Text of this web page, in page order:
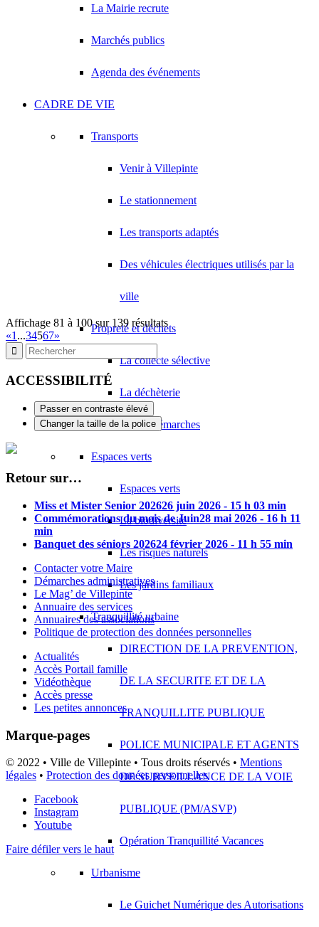
La Mairie recrute
Marchés publics
Agenda des événements
CADRE DE VIE
Transports
Venir à Villepinte
Le stationnement
Les transports adaptés
Des véhicules électriques utilisés par la
ville
Propreté et déchets
La collecte sélective
La déchèterie
Autres démarches
Espaces verts
Espaces verts
La biodiversité
Les risques naturels
Les jardins familiaux
Tranquillité urbaine
DIRECTION DE LA PREVENTION,
DE LA SECURITE ET DE LA
TRANQUILLITE PUBLIQUE
POLICE MUNICIPALE ET AGENTS
DE SURVEILLANCE DE LA VOIE
PUBLIQUE (PM/ASVP)
Opération Tranquillité Vacances
Urbanisme
Le Guichet Numérique des Autorisations
Affichage 81 à 100 sur 139 résultats
«1 ...34567»
ACCESSIBILITÉ
Passer en contraste élevé
Changer la taille de la police
Retour sur…
Miss et Mister Senior 202626 juin 2026 - 15 h 03 min
Commémorations du mois de Juin28 mai 2026 - 16 h 11
min
Banquet des séniors 202624 février 2026 - 11 h 55 min
Contacter votre Maire
Démarches administratives
Le Mag’ de Villepinte
Annuaire des services
Annuaires des associations
Politique de protection des données personnelles
Actualités
Accès Portail famille
Vidéothèque
Accès presse
Les petites annonces
Marque-pages
© 2022 • Ville de Villepinte • Tous droits réservés • Mentions
légales • Protection des données personnelles
Facebook
Instagram
Youtube
Faire défiler vers le haut